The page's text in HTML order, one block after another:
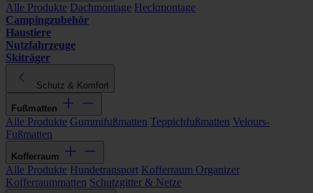
Alle Produkte Dachmontage Heckmontage
Campingzubehör
Haustiere
Nutzfahrzeuge
Skiträger
Schutz & Komfort
Fußmatten
Alle Produkte Gummifußmatten Teppichfußmatten Velours-
Fußmatten
Kofferraum
Alle Produkte Hundetransport Kofferraum Organizer
Kofferraummatten Schutzgitter & Netze